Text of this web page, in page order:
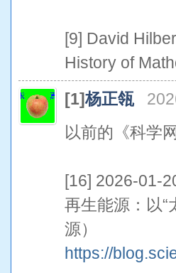
[9] David
History of
[1]杨正瓴
以前的《科学
[16] 2026-01-
再生能源：以“
源）
https://